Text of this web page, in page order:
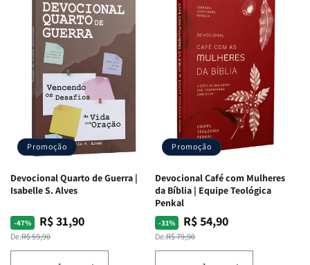
Promoção
Devocional Quarto de Guerra |
Isabelle S. Alves
-47%
Preço
normal
De:R$ 59,90
Preço
promocional
R$ 31,90
Promoção
Devocional Café com Mulheres
da Bíblia | Equipe Teológica
Penkal
-31%
Preço
normal
De:R$ 79,90
Preço
promocional
R$ 54,90